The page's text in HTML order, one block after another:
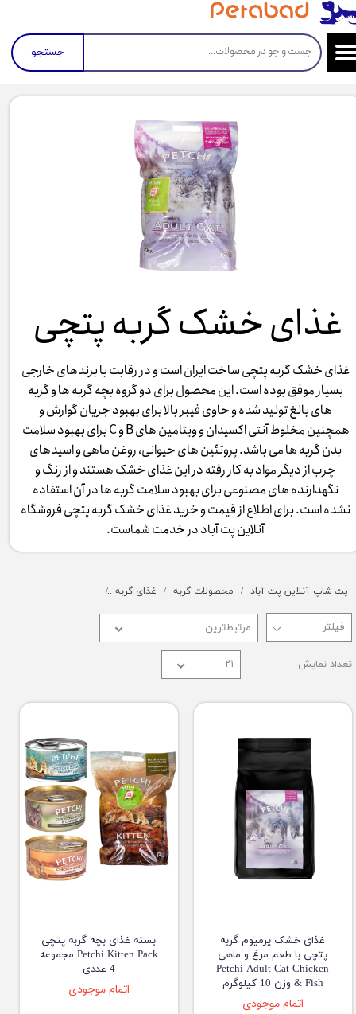
جستجو
غذای خشک گربه پتچی
غذای خشک گربه پتچی ساخت ایران است و در رقابت با برندهای خارجی
بسیار موفق بوده است. این محصول برای دو گروه بچه گربه ها و گربه
های بالغ تولید شده و حاوی فیبر بالا برای بهبود جریان گوارش و
همچنین مخلوط آنتی اکسیدان و ویتامین های B و C برای بهبود سلامت
بدن گربه ها می باشد. پروتئین های حیوانی، روغن ماهی و اسیدهای
چرب از دیگر مواد به کار رفته در این غذای خشک هستند و از رنگ و
نگهدارنده های مصنوعی برای بهبود سلامت گربه ها در آن استفاده
نشده است. برای اطلاع از قیمت و خرید غذای خشک گربه پتچی فروشگاه
آنلاین پت آباد در خدمت شماست.
پت شاپ آنلاین پت آباد محصولات گربه غذای گربه
مرتبط‌ترین
تعداد نمایش ۲۱
غذای خشک پرمیوم گربه
پتچی با طعم مرغ و ماهی
Petchi Adult Cat Chicken
& Fish وزن 10 کیلوگرم
اتمام موجودی
بسته غذای بچه گربه پتچی
Petchi Kitten Pack مجموعه
4 عددی
اتمام موجودی